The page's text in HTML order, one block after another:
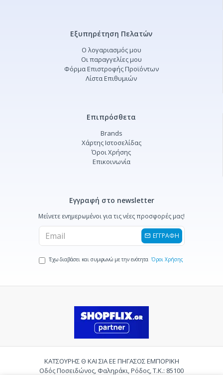
Εξυπηρέτηση Πελατών
Ο λογαριασμός μου
Οι παραγγελίες μου
Φόρμα Επιστροφής Προϊόντων
Λίστα Επιθυμιών
Επιπρόσθετα
Brands
Χάρτης Ιστοσελίδας
Όροι Χρήσης
Επικοινωνία
Εγγραφή στο newsletter
Μείνετε ενημερωμένοι για τις νέες προσφορές μας!
ΕΓΓΡΑΦΗ
Έχω διαβάσει και συμφωνώ με την ενότητα Όροι Χρήσης
ΚΑΤΣΟΥΡΗΣ Θ ΚΑΙ ΣΙΑ ΕΕ ΠΗΓΑΣΟΣ ΕΜΠΟΡΙΚΗ
Οδός Ποσειδώνος, Φαληράκι, Ρόδος, Τ.Κ.: 85100